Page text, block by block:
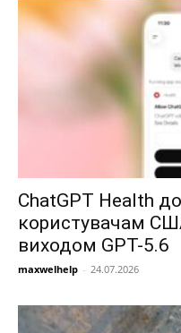
ChatGPT Health
користувачам
виходом GPT-5.6
maxwelhelp - 24.07.2026